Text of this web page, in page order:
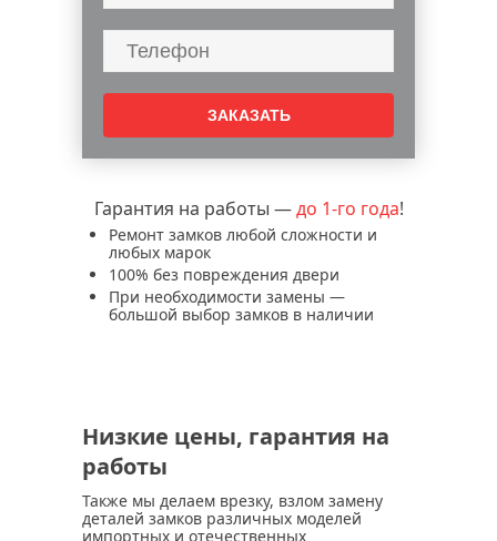
Гарантия на работы —до 1-го года!
Ремонт замков любой сложности и
любых марок
100% без повреждения двери
При необходимости замены —
большой выбор замков в наличии
Низкие цены, гарантия на
работы
Также мы делаем врезку, взлом замену
деталей замков различных моделей
импортных и отечественных